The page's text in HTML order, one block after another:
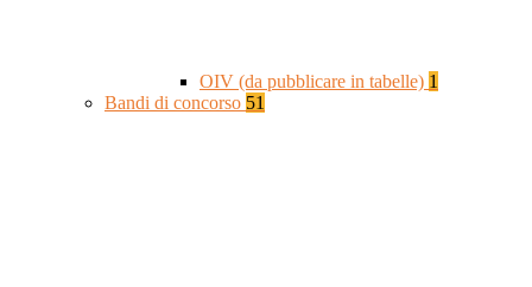
OIV (da pubblicare in tabelle) 1
Bandi di concorso 51